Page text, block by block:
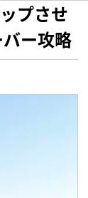
プさせ
ー攻略